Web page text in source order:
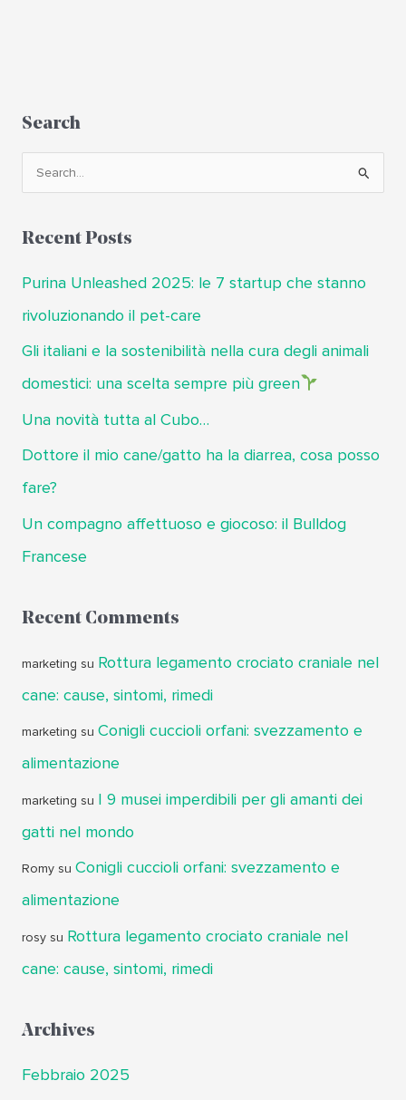
Search
a
Recent Posts
Purina Unleashed 2025: le 7 startup che stanno
rivoluzionando il pet-care
Gli italiani e la sostenibilità nella cura degli animali
domestici: una scelta sempre più green
Una novità tutta al Cubo…
Dottore il mio cane/gatto ha la diarrea, cosa posso
fare?
Un compagno affettuoso e giocoso: il Bulldog
Francese
Recent Comments
marketing su Rottura legamento crociato craniale nel
cane: cause, sintomi, rimedi
marketing su Conigli cuccioli orfani: svezzamento e
alimentazione
marketing su I 9 musei imperdibili per gli amanti dei
gatti nel mondo
Romysu Conigli cuccioli orfani: svezzamento e
alimentazione
rosysu Rottura legamento crociato craniale nel
cane: cause, sintomi, rimedi
Archives
Febbraio 2025